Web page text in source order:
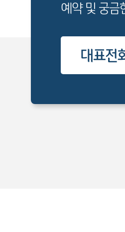
예약 및 궁금
대표전